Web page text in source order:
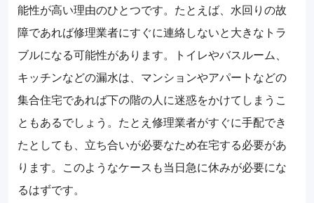
能性が高い理由のひとつです。たとえば、水回りの故
障であれば修理業者にすぐに連絡しないと大きなトラ
ブルになる可能性があります。トイレやバスルーム、
キッチンなどの漏水は、マンションやアパートなどの
集合住宅であれば下の階の人に迷惑をかけてしまうこ
ともあるでしょう。たとえ修理業者がすぐに手配でき
たとしても、立ち合いが必要なため在宅する必要があ
ります。このようなケースも当日急に休みが必要にな
るはずです。